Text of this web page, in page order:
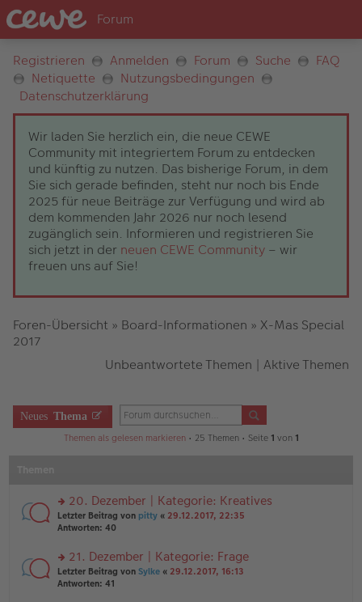
Registrieren Anmelden Forum Suche
FAQ
Netiquette
Nutzungsbedingungen
Datenschutzerklärung
Wir laden Sie herzlich ein, die neue CEWE
Community mit integriertem Forum zu entdecken
und künftig zu nutzen. Das bisherige Forum, in dem
Sie sich gerade befinden, steht nur noch bis Ende
2025 für neue Beiträge zur Verfügung und wird ab
dem kommenden Jahr 2026 nur noch lesend
zugänglich sein. Informieren und registrieren Sie
sich jetzt in der neuen CEWE Community – wir
freuen uns auf Sie!
Foren-Übersicht » Board-Informationen » X-Mas Special
2017
Unbeantwortete Themen | Aktive Themen
Neues Thema
Themen als gelesen markieren• 25 Themen • Seite 1 von 1
rs
te
n
g
el
20. Dezember | Kategorie: Kreatives
Letzter Beitrag von pitty « 29.12.2017, 22:35
Antworten: 40
rs
te
21. Dezember | Kategorie: Frage
Letzter Beitrag von Sylke « 29.12.2017, 16:13
Antworten: 41